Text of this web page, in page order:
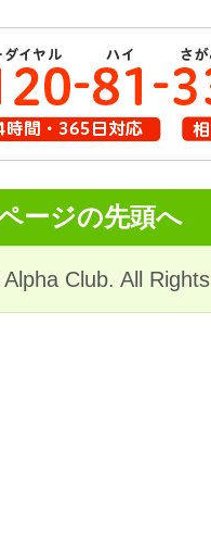
ージの先頭へ
Club. All